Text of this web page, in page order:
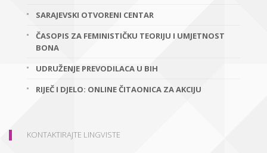
SARAJEVSKI OTVORENI CENTAR
ČASOPIS ZA FEMINISTIČKU TEORIJU I UMJETNOST
BONA
UDRUŽENJE PREVODILACA U BIH
RIJEČ I DJELO: ONLINE ČITAONICA ZA AKCIJU
KONTAKTIRAJTE LINGVISTE